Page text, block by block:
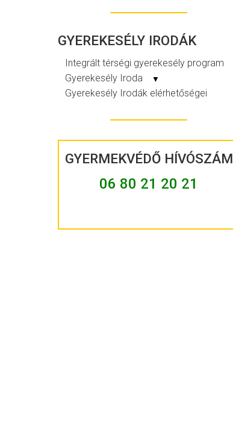
GYEREKESÉLY IRODÁK
Integrált térségi gyerekesély program
Gyerekesély Iroda
▼
Gyerekesély Irodák elérhetőségei
GYERMEKVÉDŐ HÍVÓSZÁM
06 80 21 20 21